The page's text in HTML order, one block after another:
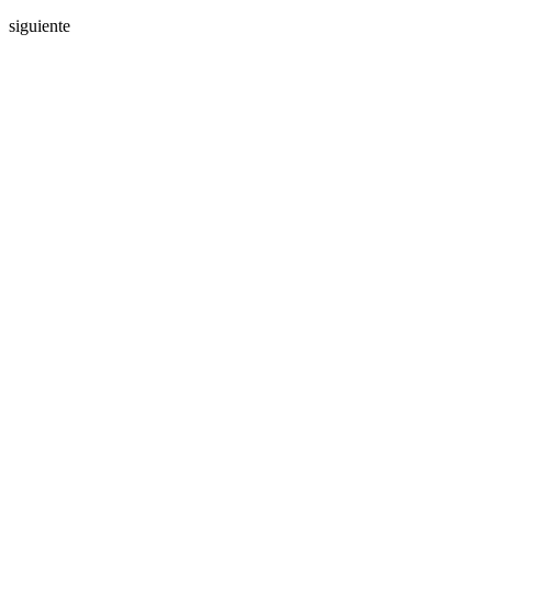
siguiente